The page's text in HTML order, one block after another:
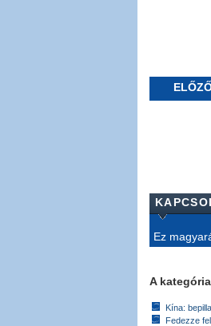
Ez
A
Kína:
Fedezze